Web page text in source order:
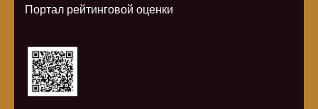
Портал рейтинговой оценки